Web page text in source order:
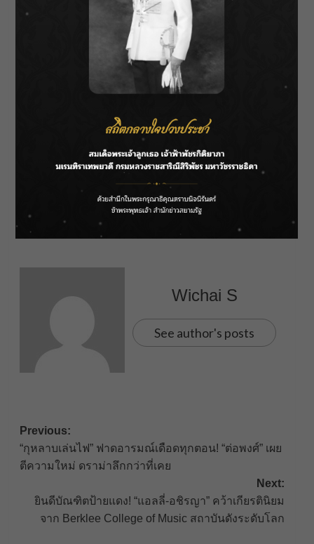
– โครงการชลประทานประจวบคีรีขันธ์ บริเวณ
พื้นที่หมู่ 9 และในพื้นที่หมู่ 10 ตำบลห้วยสัตว์ใหญ่
อำเภอหัวหิน จังหวัดประจวบคีรีขันธ์
ทั้งนี้ กรมชลประทาน ยังคงเดินหน้าบริหารจัดการ
น้ำและส่งน้ำสนับสนุนการอุปโภคบริโภค และ
พื้นที่เกษตรกรรมอย่างต่อเนื่อง สอดคล้องกับ
ปริมาณน้ำต้นทุน หากประชาชนหรือหน่วยงาน
ต้องการความช่วยเหลือ สามารถติดต่อโครงการ
ชลประทานใกล้บ้าน หรือโทรสายด่วน
กรมชลประทาน 1460
About Author
Wichai S
See author's posts
Post
navigation
Previous:
“กุหลาบเล่นไฟ” ฟาดอารมณ์เดือดทุกตอน! “ต่อพงศ์” เผย
ตีความใหม่ ดราม่าลึกกว่าที่เคย
Next:
ยินดีบัณฑิตป้ายแดง! “แอลลี่-อชิรญา” คว้าเกียรตินิยม
จาก Berklee College of Music สถาบันดังระดับโลก